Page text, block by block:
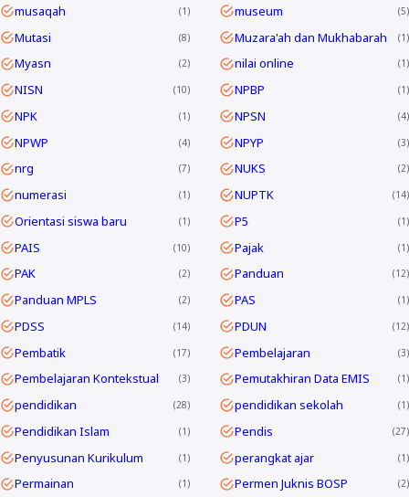
musaqah 1 museum 5
Mutasi 8 Muzara'ah dan Mukhabarah 1
Myasn 2 nilai online 1
NISN 10 NPBP 1
NPK 1 NPSN 4
NPWP 4 NPYP 3
nrg 7 NUKS 2
numerasi 1 NUPTK 14
Orientasi siswa baru 1 P5 1
PAIS 10 Pajak 1
PAK 2 Panduan 12
Panduan MPLS 2 PAS 1
PDSS 14 PDUN 12
Pembatik 17 Pembelajaran 3
Pembelajaran Kontekstual 3 Pemutakhiran Data EMIS 1
pendidikan 28 pendidikan sekolah 1
Pendidikan Islam 1 Pendis 27
Penyusunan Kurikulum 1 perangkat ajar 1
Permainan 1 Permen Juknis BOSP 2